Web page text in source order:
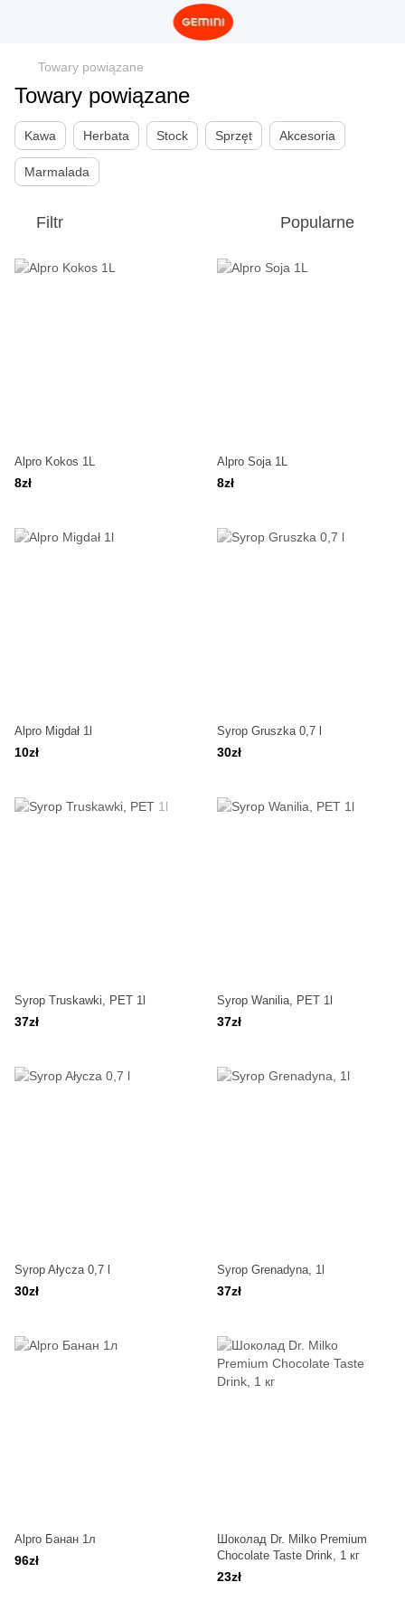
Towary powiązane
Towary powiązane
Kawa Herbata Stock Sprzęt Akcesoria
Marmalada
Filtr Popularne
Alpro Kokos 1L
8zł
Alpro Soja 1L
8zł
Alpro Migdał 1l
10zł
Syrop Gruszka 0,7 l
30zł
Syrop Truskawki, PET 1l
37zł
Syrop Wanilia, PET 1l
37zł
Syrop Ałycza 0,7 l
30zł
Syrop Grenadyna, 1l
37zł
Alpro Банан 1л
96zł
Шоколад Dr. Milko Premium
Chocolate Taste Drink, 1 кг
23zł